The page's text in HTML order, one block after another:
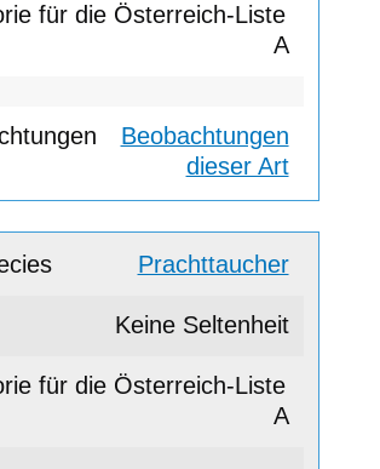
A
Beobachtungen
dieser Art
Prachttaucher
Keine Seltenheit
A